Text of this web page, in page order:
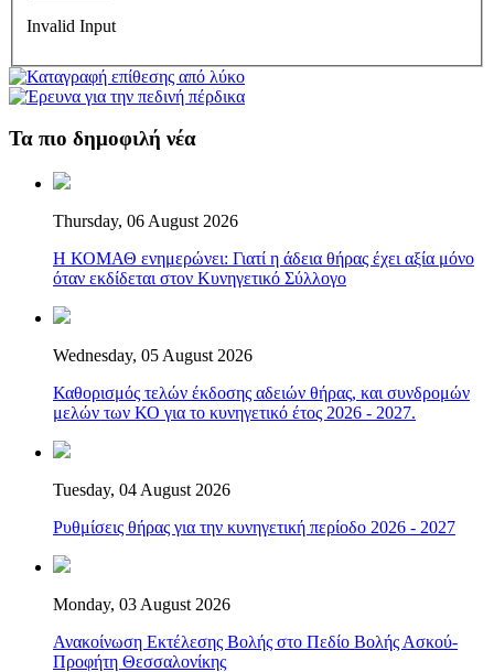
Invalid Input
Τα πιο δημοφιλή νέα
Thursday, 06 August 2026
Η ΚΟΜΑΘ ενημερώνει: Γιατί η άδεια θήρας έχει αξία μόνο
όταν εκδίδεται στον Κυνηγετικό Σύλλογο
Wednesday, 05 August 2026
Καθορισμός τελών έκδοσης αδειών θήρας, και συνδρομών
μελών των ΚΟ για το κυνηγετικό έτος 2026 - 2027.
Tuesday, 04 August 2026
Ρυθμίσεις θήρας για την κυνηγετική περίοδο 2026 - 2027
Monday, 03 August 2026
Ανακοίνωση Εκτέλεσης Βολής στο Πεδίο Βολής Ασκού-
Προφήτη Θεσσαλονίκης